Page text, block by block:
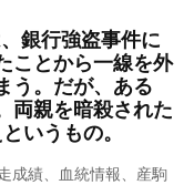
銀行強盗事件に
ことから一線を外
う。だが、ある
両親を暗殺された
いうもの。
成績、血統情報、産駒